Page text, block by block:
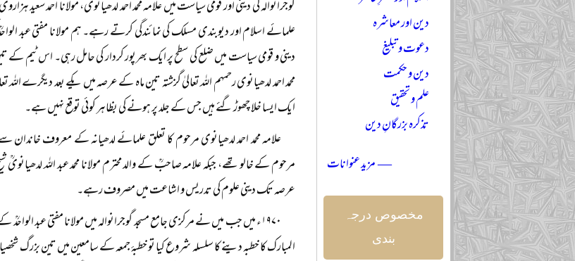
گوجرانوالہ کی دینی اور قومی سیاست میں علامہ محمد احمد لدھیانوی، مولانا احمد سعید
علمائے اسلام اور دیوبندی مسلک کی نمائندگی کرتے رہے۔ ہم مولانا مفتی عبد
دینی و قومی سیاست میں ضلع کی سطح پر ایک بھرپور کردار کی حامل رہی۔ اس ٹیم کے تین
محمد احمد لدھیانوی رحمہم اللہ تعالیٰ گزشتہ تین ماہ کے عرصہ میں یکے بعد دیگرے
ایک ایسا خلا چھوڑ گئے ہیں جس کے جلد پر ہونے کی بظاہر کوئی توقع نہیں ہے۔
علامہ محمد احمد لدھیانوی مرحوم کا تعلق علمائے لدھیانہ کے معروف خاندان سے
مرحوم کے خالو تھے، جبکہ علامہ صاحبؒ کے والد محترم مولانا محمد عبد اللہ
عرصہ تک دینی علوم کی تدریس و اشاعت میں مصروف رہے۔
۱۹۷۰ء میں جب میں نے مرکزی جامع مسجد گوجرانوالہ میں مولانا مفتی عبد
المبارک کا خطبہ دینے کا سلسلہ شروع کیا تو خطبۂ جمعہ کے سامعین میں تین بزرگ
دین اور معاشرہ
دعوت و تبلیغ
دین و حکمت
علم و تحقیق
تذکرہ بزرگانِ دین
— مزید عنوانات
مخصوص درجہ
بندی